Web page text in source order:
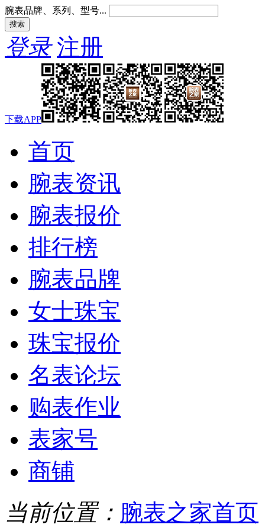
腕表品牌、系列、型号...
登录 注册
下载APP
首页
腕表资讯
腕表报价
排行榜
腕表品牌
女士珠宝
珠宝报价
名表论坛
购表作业
表家号
商铺
当前位置： 腕表之家首页